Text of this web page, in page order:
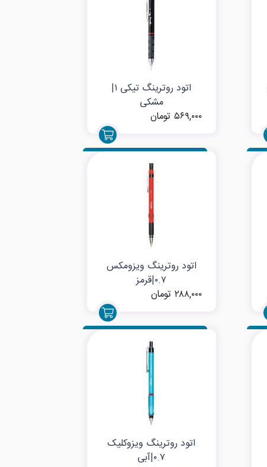
اتود روترینگ تیکی ۱|
مشکی
۵۶۹,۰۰۰ تومان
اتود روترینگ ویزومکس
۰.۷|قرمز
۲۸۸,۰۰۰ تومان
اتود روترینگ ویزوکلیک
۰.۷|آبی